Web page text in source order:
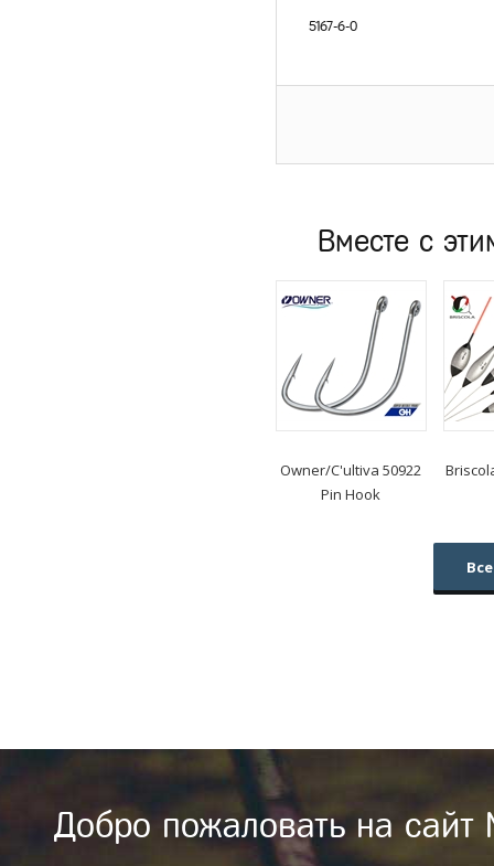
5167-6-0
Вместе с
Owner/C'ultiva 50922
Pin Hook
Добро пожаловать на сайт